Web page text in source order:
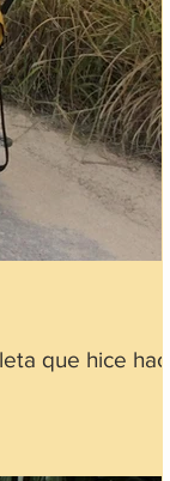
que hice hace